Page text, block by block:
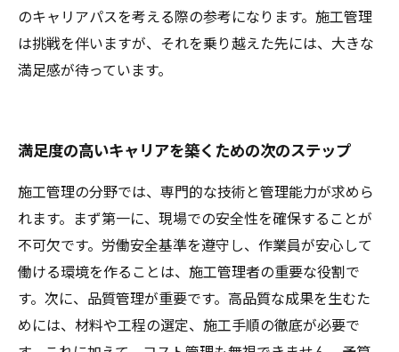
のキャリアパスを考える際の参考になります。施工管理
は挑戦を伴いますが、それを乗り越えた先には、大きな
満足感が待っています。
満足度の高いキャリアを築くための次のステップ
施工管理の分野では、専門的な技術と管理能力が求めら
れます。まず第一に、現場での安全性を確保することが
不可欠です。労働安全基準を遵守し、作業員が安心して
働ける環境を作ることは、施工管理者の重要な役割で
す。次に、品質管理が重要です。高品質な成果を生むた
めには、材料や工程の選定、施工手順の徹底が必要で